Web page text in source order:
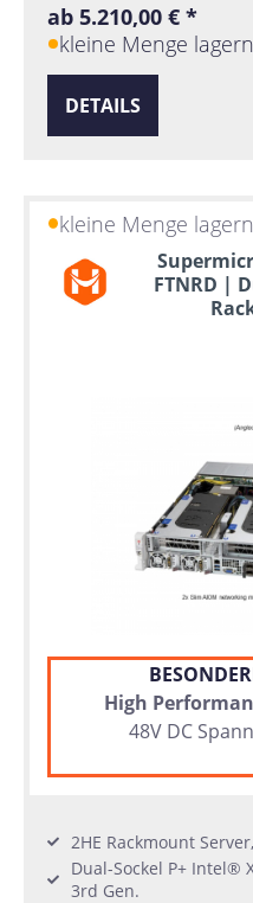
ab 5.210,00 € *
kleine Menge
DETAILS
kleine Menge
FTNRD |
High
48V DC
2HE Rackmount
Dual-Sockel P+ Intel®
3rd Gen.